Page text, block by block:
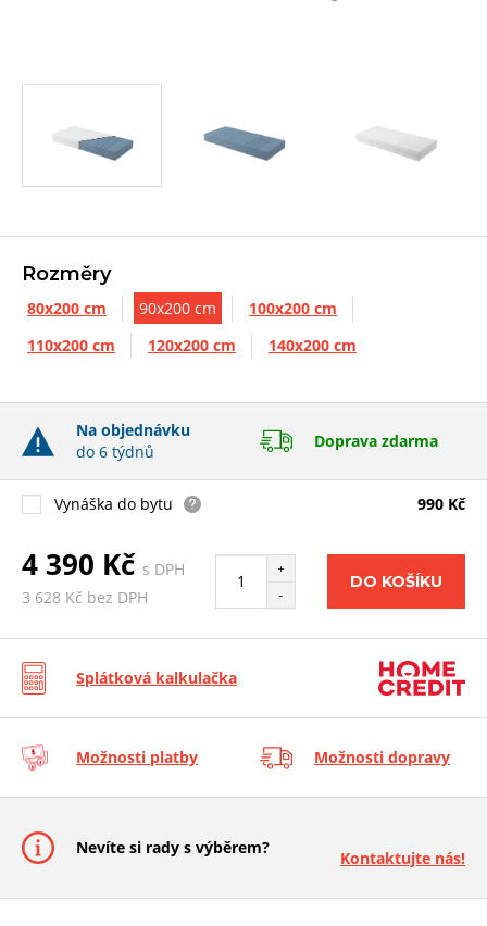
Rozměry
80x200 cm 90x200 cm
100x200 cm
110x200 cm
120x200 cm 140x200 cm
Na objednávku
do 6 týdnů
Doprava zdarma
Vynáška do bytu 990 Kč
4 390 Kč s DPH
3 628 Kč bez DPH
+
-
DO KOŠÍKU
Splátková kalkulačka
Možnosti platby Možnosti dopravy
Nevíte si rady s výběrem?
Kontaktujte nás!